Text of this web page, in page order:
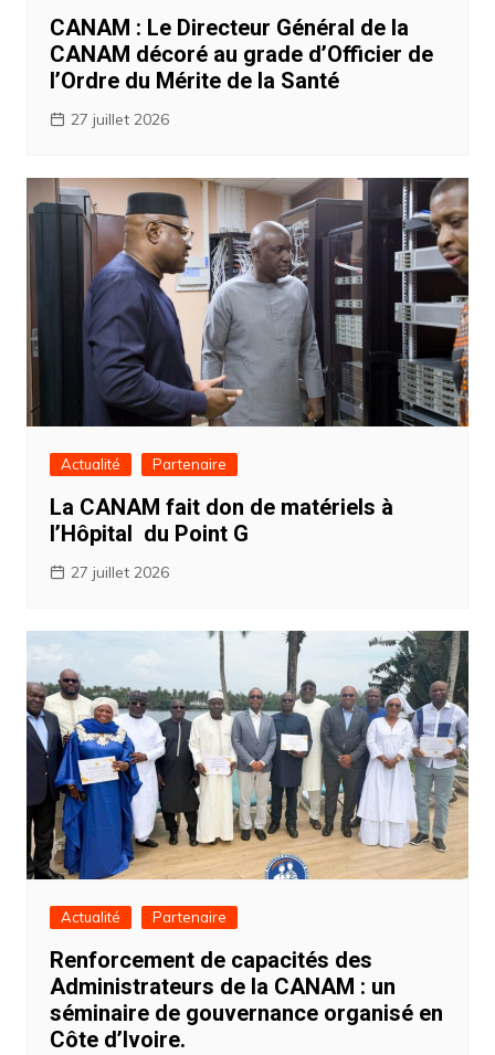
CANAM : Le Directeur Général de la
CANAM décoré au grade d’Officier de
l’Ordre du Mérite de la Santé
27 juillet 2026
Actualité Partenaire
La CANAM fait don de matériels à
l’Hôpital du Point G
27 juillet 2026
Actualité Partenaire
Renforcement de capacités des
Administrateurs de la CANAM : un
séminaire de gouvernance organisé en
Côte d’Ivoire.